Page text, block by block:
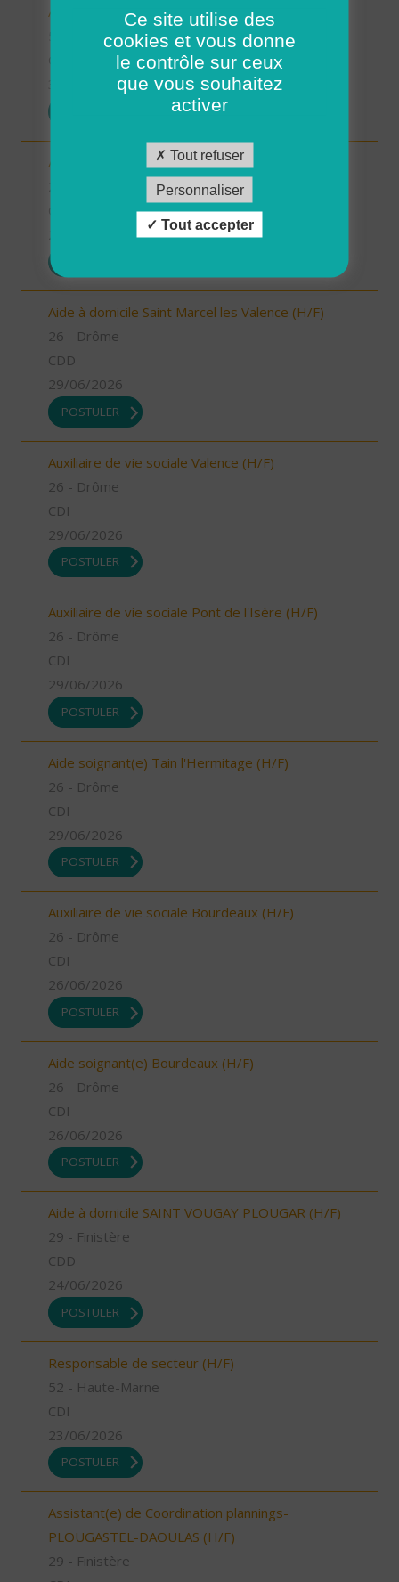
Aides à domicile (H/F)
56 - Morbihan
30/06/2026
Aide à domicile Pont de l'Isère (H/F)
Aide à domicile Saint Marcel les Valence (H/F)
26 - Drôme
CDD
29/06/2026
POSTULER
Auxiliaire de vie sociale Valence (H/F)
26 - Drôme
CDI
29/06/2026
POSTULER
Auxiliaire de vie sociale Pont de l'Isère (H/F)
26 - Drôme
CDI
29/06/2026
POSTULER
Aide soignant(e) Tain l'Hermitage (H/F)
26 - Drôme
CDI
29/06/2026
POSTULER
Auxiliaire de vie sociale Bourdeaux (H/F)
26 - Drôme
CDI
26/06/2026
POSTULER
Aide soignant(e) Bourdeaux (H/F)
26 - Drôme
CDI
26/06/2026
POSTULER
Aide à domicile SAINT VOUGAY PLOUGAR (H/F)
29 - Finistère
CDD
24/06/2026
POSTULER
Responsable de secteur (H/F)
52 - Haute-Marne
CDI
23/06/2026
POSTULER
Assistant(e) de Coordination plannings-
PLOUGASTEL-DAOULAS (H/F)
29 - Finistère
Ce site utilise des
cookies et vous donne
le contrôle sur ceux
que vous souhaitez
activer
Tout refuser
Personnaliser
Tout accepter